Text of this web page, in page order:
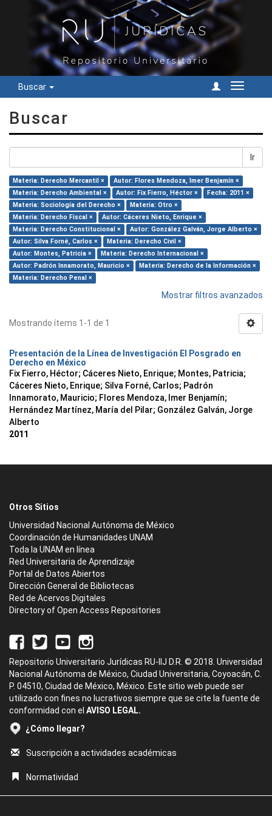
Buscar
Cambiar
Buscar
Ir
Materia: Derecho Mercantil ×
Autor: Flores Mendoza, Imer Benjamín ×
Materia: Derecho Ambiental ×
Autor: Fix Fierro, Héctor ×
Fecha: 2011 ×
Materia: Sociología del Derecho ×
Materia: Otro ×
Materia: Derecho Fiscal ×
Autor: Cáceres Nieto, Enrique ×
Materia: Derecho Constitucional ×
Autor: González Galván, Jorge Alberto ×
Autor: Silva Forné, Carlos ×
Materia: Derecho Civil ×
Autor: Montes, Patricia ×
Materia: Derecho Internacional ×
Autor: Padrón Innamorato, Mauricio ×
Materia: Derecho de la Información ×
Materia: Derecho Penal ×
Mostrar filtros avanzados
Mostrando ítems 1-1 de 1
Presentación de la Línea de Investigación El Posgrado en
Derecho en México
Fix Fierro, Héctor; Cáceres Nieto, Enrique; Montes, Patricia;
Cáceres Nieto, Enrique; Silva Forné, Carlos; Padrón
Innamorato, Mauricio; Flores Mendoza, Imer Benjamín;
Hernández Martínez, María del Pilar; González Galván, Jorge
Alberto
2011
Otros Sitios
Universidad Nacional Autónoma de México
Coordinación de Humanidades UNAM
Toda la UNAM en línea
Red Universitaria de Aprendizaje
Portal de Datos Abiertos
Dirección General de Bibliotecas
Red de Acervos Digitales
Directory of Open Access Repositories
Repositorio Universitario Jurídicas RU-IIJ D.R. © 2018. Universidad
Nacional Autónoma de México, Ciudad Universitaria, Coyoacán, C.
P. 04510, Ciudad de México, México. Este sitio web puede ser
utilizado con fines no lucrativos siempre que se cite la fuente de
conformidad con el AVISO LEGAL.
¿Cómo llegar?
Suscripción a actividades académicas
Normatividad